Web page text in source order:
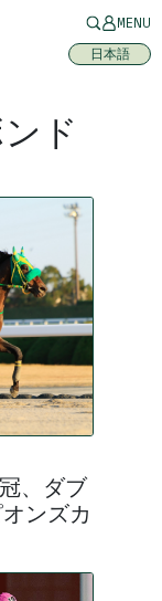
MENU
日本語
ド
、ダブ
ンズカ